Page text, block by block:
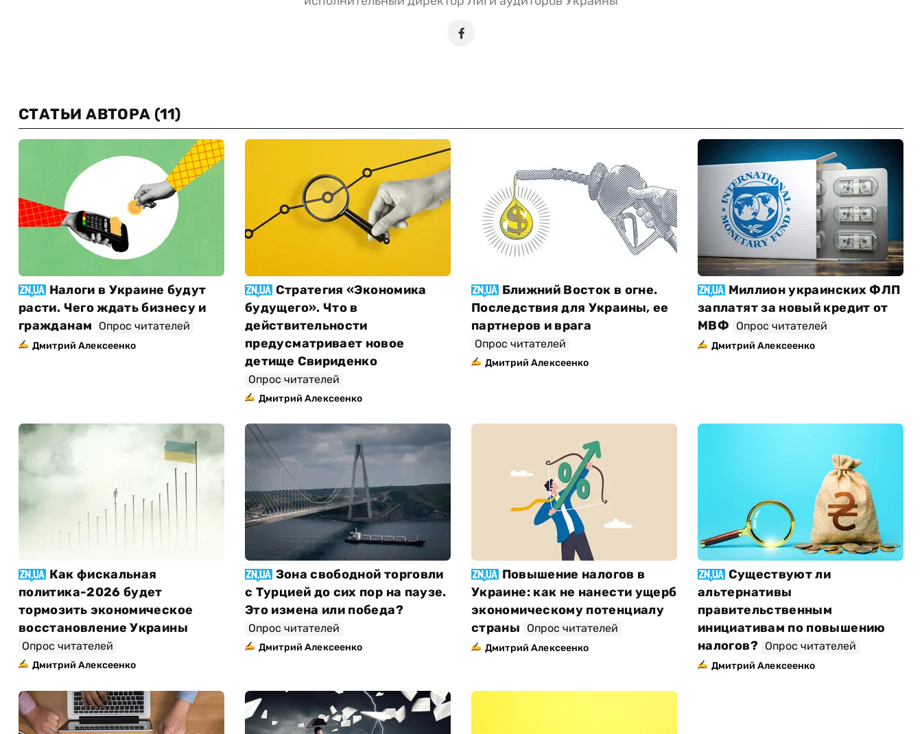
СТАТЬИ АВТОРА (11)
Налоги в Украине будут
расти. Чего ждать бизнесу и
гражданам
Опрос читателей
Дмитрий Алексеенко
Стратегия «Экономика
будущего». Что в
действительности
предусматривает новое
детище Свириденко
Опрос читателей
Дмитрий Алексеенко
Ближний Восток в огне.
Последствия для Украины, ее
партнеров и врага
Опрос читателей
Дмитрий Алексеенко
Миллион украинских ФЛП
заплатят за новый кредит от
МВФ
Опрос читателей
Дмитрий Алексеенко
Как фискальная
политика-2026 будет
тормозить экономическое
восстановление Украины
Опрос читателей
Дмитрий Алексеенко
Зона свободной торговли
с Турцией до сих пор на паузе.
Это измена или победа?
Опрос читателей
Дмитрий Алексеенко
Повышение налогов в
Украине: как не нанести ущерб
экономическому потенциалу
страны
Опрос читателей
Дмитрий Алексеенко
Существуют ли
альтернативы
правительственным
инициативам по повышению
налогов? Опрос читателей
Дмитрий Алексеенко